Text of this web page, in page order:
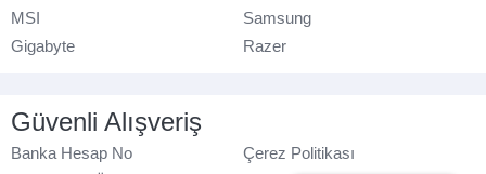
MSI
Samsung
Gigabyte
Razer
Güvenli Alışveriş
Banka Hesap No
Çerez Politikası